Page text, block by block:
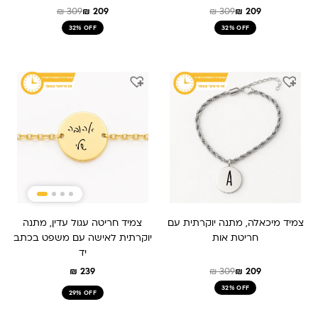
₪309₪ 209
32% OFF
₪309₪ 209
32% OFF
צמיד מיכאלה, מתנה יוקרתית עם
חריטת אות
₪309
המקורי
היה:
₪ 209
הנוכחי
הוא:
32% OFF
צמיד חריטה עגול עדין, מתנה
יוקרתית לאישה עם משפט בכתב
יד
₪ 239
29% OFF